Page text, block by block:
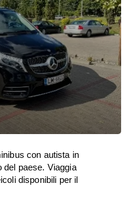
con autista in
del paese. Viaggia
disponibili per il